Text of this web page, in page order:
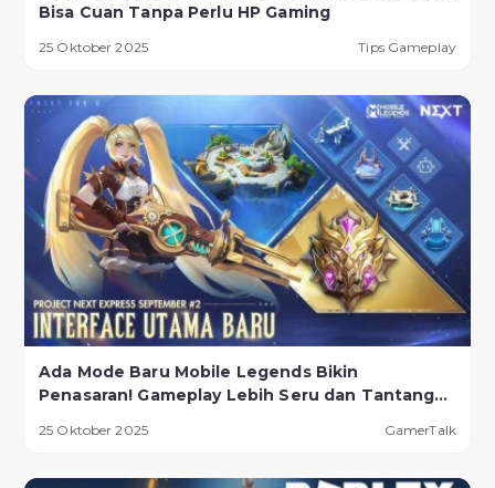
Bisa Cuan Tanpa Perlu HP Gaming
25 Oktober 2025 Tips Gameplay
Ada Mode Baru Mobile Legends Bikin
Penasaran! Gameplay Lebih Seru dan Tantangan
25 Oktober 2025 GamerTalk